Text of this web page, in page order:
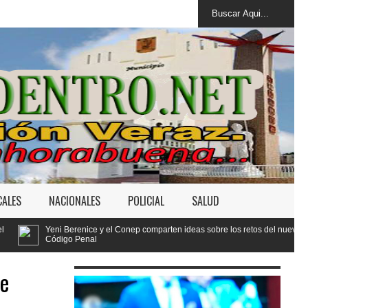
NACIONALES POLICIAL SALUD
el Conep comparten ideas sobre los retos del nuevo